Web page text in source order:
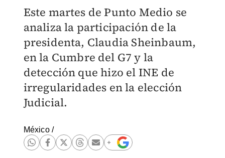
Este martes de Punto Medio se
analiza la participación de la
presidenta, Claudia Sheinbaum,
en la Cumbre del G7 y la
detección que hizo el INE de
irregularidades en la elección
Judicial.
México/